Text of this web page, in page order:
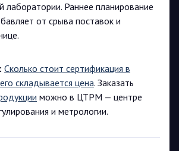
лаборатории. Раннее планирование
от срыва поставок и
Сколько стоит сертификация в
складывается цена. Заказать
можно в ЦТРМ — центре
и метрологии.